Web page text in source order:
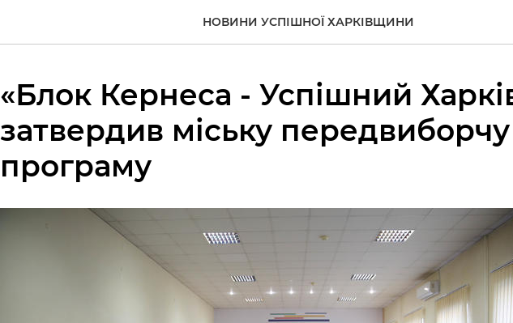
НОВИНИ УСПІШНОЇ ХАРКІВЩИНИ
«Блок Кернеса - Успішний
затвердив міську передвиборчу
програму